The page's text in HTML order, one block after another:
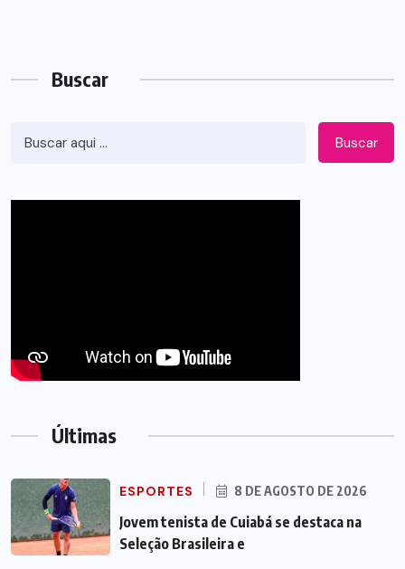
Buscar
Buscar
Últimas
ESPORTES 8 DE AGOSTO DE 2026
Jovem tenista de Cuiabá se destaca na
Seleção Brasileira e